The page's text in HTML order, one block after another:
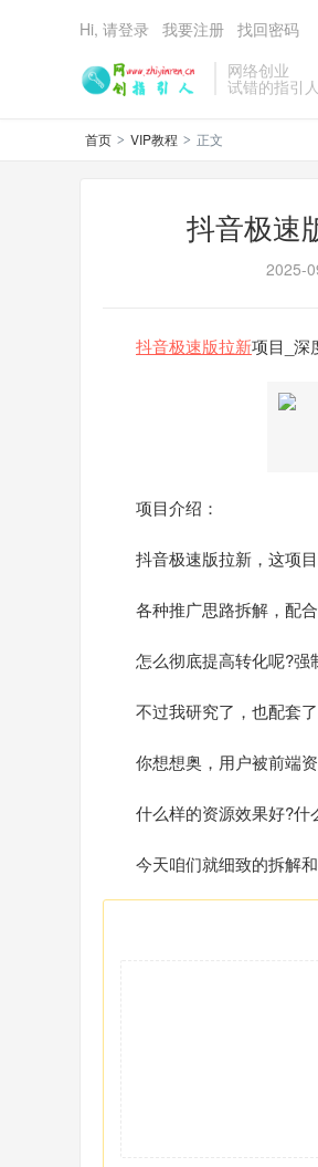
网络创业
试错的指引人
Hi, 请登录 我要注册 找回密码
首页 > VIP教程 > 正文
抖音极速
2025-
抖音极速版拉新项目_深
项目介绍：
抖音极速版拉新，这项
各种推广思路拆解，配
怎么彻底提高转化呢?强
不过我研究了，也配套
你想想奥，用户被前端
什么样的资源效果好?
今天咱们就细致的拆解